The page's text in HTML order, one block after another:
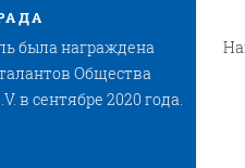
была награждена
Общества
в сентябре 2020 года.